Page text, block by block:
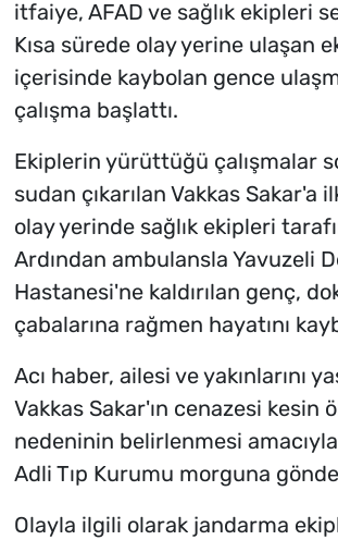
itfaiye, AFAD ve sağlık ekipleri
Kısa sürede olay yerine ulaşan
içerisinde kaybolan gence
çalışma başlattı.
Ekiplerin yürüttüğü çalışmalar
sudan çıkarılan Vakkas Sakar'a
olay yerinde sağlık ekipleri
Ardından ambulansla Yavuzeli
Hastanesi'ne kaldırılan genç,
çabalarına rağmen hayatını
Acı haber, ailesi ve yakınlarını
Vakkas Sakar'ın cenazesi kesin
nedeninin belirlenmesi
Adli Tıp Kurumu morguna
Olayla ilgili olarak jandarma